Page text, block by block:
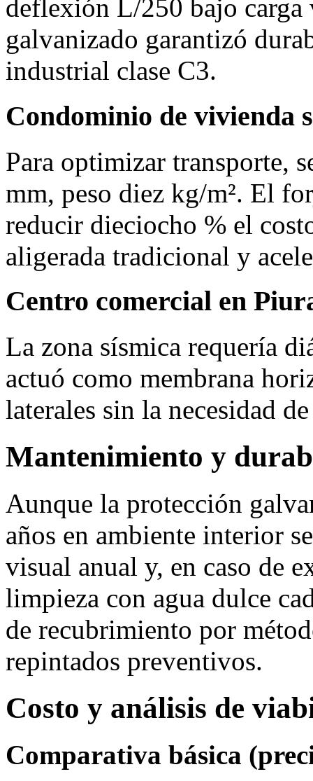
deflexión L/250 bajo carga
galvanizado garantizó
industrial clase C3.
Condominio de vivienda
Para optimizar transporte,
mm, peso diez kg/m². El
reducir dieciocho % el
aligerada tradicional y
Centro comercial en
La zona sísmica requería
actuó como membrana
laterales sin la necesidad
Mantenimiento y
Aunque la protección
años en ambiente interior
visual anual y, en caso de
limpieza con agua dulce
de recubrimiento por
repintados preventivos.
Costo y análisis de
Comparativa básica